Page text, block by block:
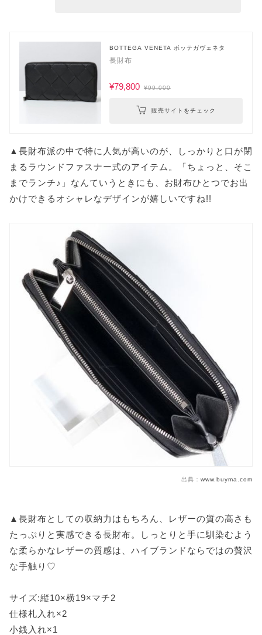
BOTTEGA VENETA ボッテガヴェネタ
長財布
¥79,800 ¥99,000
販売サイトをチェック
▲長財布派の中で特に人気が高いのが、しっかりと口が閉
まるラウンドファスナー式のアイテム。「ちょっと、そこ
までランチ♪」なんていうときにも、お財布ひとつでお出
かけできるオシャレなデザインが嬉しいですね!!
出典： www.buyma.com
▲長財布としての収納力はもちろん、レザーの質の高さも
たっぷりと実感できる長財布。しっとりと手に馴染むよう
な柔らかなレザーの質感は、ハイブランドならではの贅沢
な手触り♡
サイズ:縦10×横19×マチ2
仕様札入れ×2
小銭入れ×1